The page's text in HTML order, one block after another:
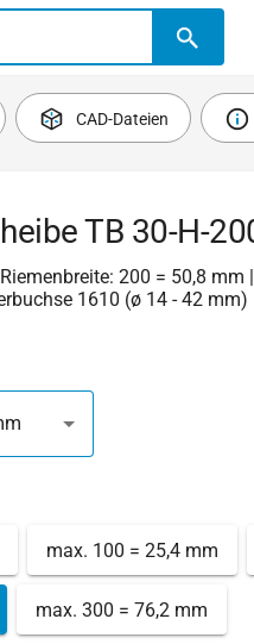
CAD-Dateien
TB 30-H-
200 = 50,8
1610 (ø 14 - 42 mm)
max. 100 = 25,4 mm
max. 300 = 76,2 mm